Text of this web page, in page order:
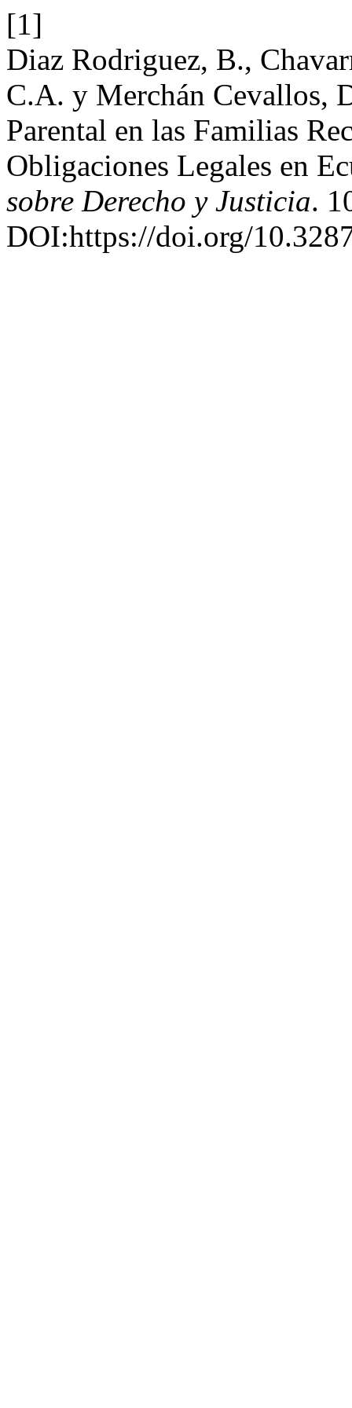
[1]
Diaz Rodriguez, B.,
C.A. y Merchán Cevallos,
Parental en las Familias
Obligaciones Legales en
sobre Derecho y Justicia.
DOI:https://doi.org/